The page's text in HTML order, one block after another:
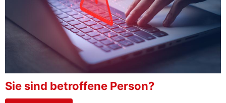
Sie sind betroffene Person?